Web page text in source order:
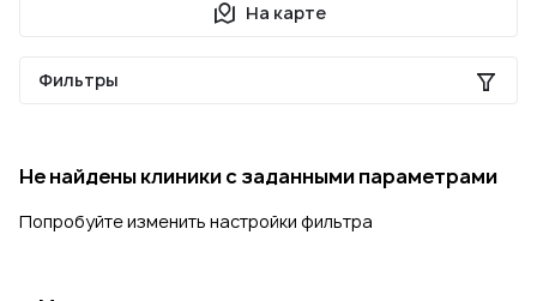
На карте
Фильтры
Не найдены клиники с заданными параметрами
Попробуйте изменить настройки фильтра